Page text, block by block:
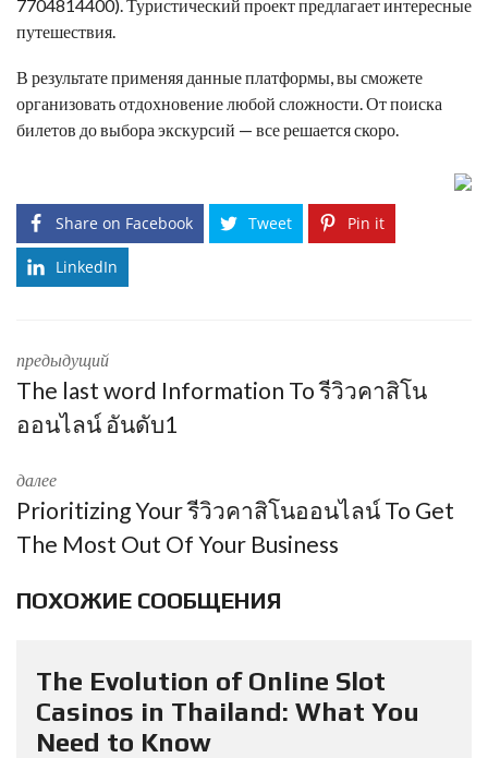
7704814400). Туристический проект предлагает интересные
путешествия.
В результате применяя данные платформы, вы сможете
организовать отдохновение любой сложности. От поиска
билетов до выбора экскурсий — все решается скоро.
Share on Facebook Tweet Pin it
LinkedIn
предыдущий
The last word Information To รีวิวคาสิโน
ออนไลน์ อันดับ1
далее
Prioritizing Your รีวิวคาสิโนออนไลน์ To Get
The Most Out Of Your Business
ПОХОЖИЕ СООБЩЕНИЯ
The Evolution of Online Slot
Casinos in Thailand: What You
Need to Know